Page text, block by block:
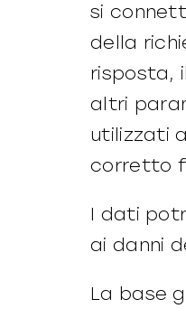
si
della
risposta,
altri
utilizzati
corretto
I dati
ai danni
La base